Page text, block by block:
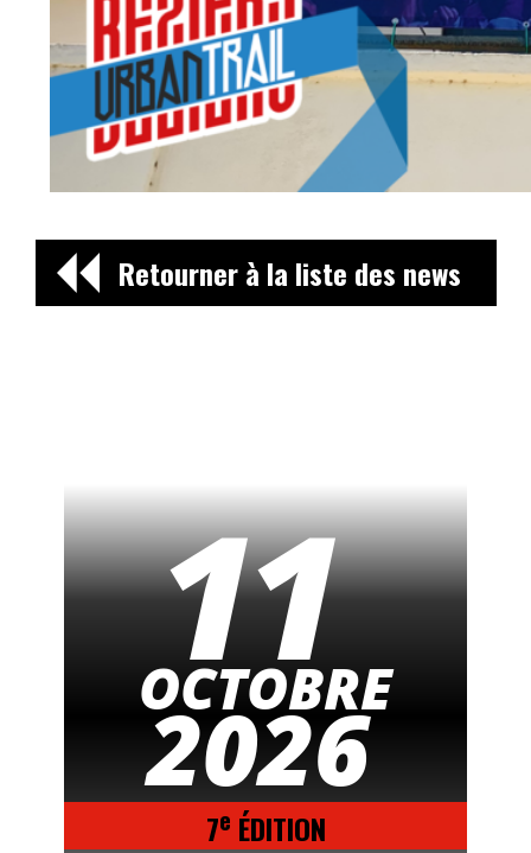
Retourner à la liste des news
11
OCTOBRE
2026
7e ÉDITION